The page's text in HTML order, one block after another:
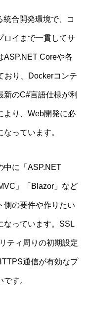
合開発環境で、コ
ロイまで一貫してサ
ASP.NET Coreや各
おり、Dockerコンテ
のC#言語仕様が利
より、Web開発に必
っています。
中に「ASP.NET
」「Blazor」など
側の要件や作りたい
なっています。SSL
ティ周りの初期設定
通信が有効なプ
す。